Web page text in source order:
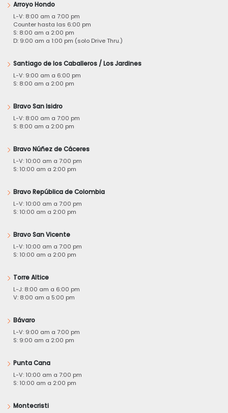
Arroyo Hondo
L-V: 8:00 am a 7:00 pm
Counter hasta las 6:00 pm
S: 8:00 am a 2:00 pm
D: 9:00 am a 1:00 pm (solo Drive Thru.)
Santiago de los Caballeros / Los Jardines
L-V: 9:00 am a 6:00 pm
S: 8:00 am a 2:00 pm
Bravo San Isidro
L-V: 8:00 am a 7:00 pm
S: 8:00 am a 2:00 pm
Bravo Núñez de Cáceres
L-V: 10:00 am a 7:00 pm
S: 10:00 am a 2:00 pm
Bravo República de Colombia
L-V: 10:00 am a 7:00 pm
S: 10:00 am a 2:00 pm
Bravo San Vicente
L-V: 10:00 am a 7:00 pm
S: 10:00 am a 2:00 pm
Torre Altice
L-J: 8:00 am a 6:00 pm
V: 8:00 am a 5:00 pm
Bávaro
L-V: 9:00 am a 7:00 pm
S: 9:00 am a 2:00 pm
Punta Cana
L-V: 10:00 am a 7:00 pm
S: 10:00 am a 2:00 pm
Montecristi